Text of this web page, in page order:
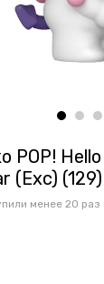
POP!
(Exc)
менее 20 раз